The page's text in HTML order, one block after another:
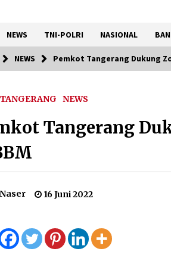
NEWS TNI-POLRI NASIONAL
Now
KKM Universitas Bina Bangsa
Pendampingan Pembuatan
Spanduk Sebagai Upaya
Besar hingga Fatal
6 Agustus 2026
NEWS Pemkot Tangerang Dukung
NEWS
Tangerang
Naser 16 Juni 2022